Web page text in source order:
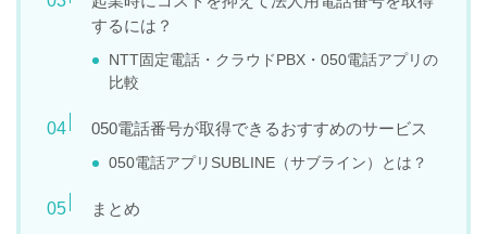
するには？
NTT固定電話・クラウドPBX・050電話アプリの
比較
050電話番号が取得できるおすすめのサービス
050電話アプリSUBLINE（サブライン）とは？
まとめ